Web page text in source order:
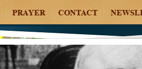
PRAYER CONTACT